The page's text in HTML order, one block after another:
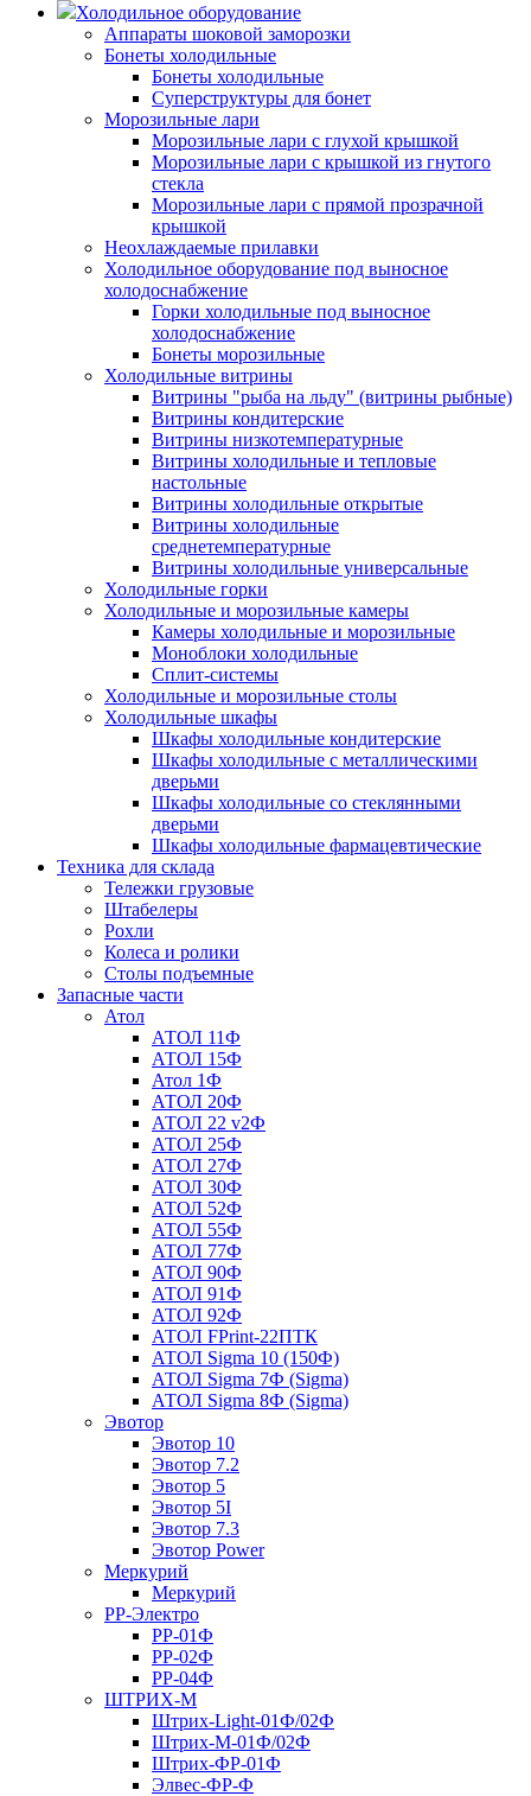
Холодильное оборудование
Аппараты шоковой заморозки
Бонеты холодильные
Бонеты холодильные
Суперструктуры для бонет
Морозильные лари
Морозильные лари с глухой крышкой
Морозильные лари с крышкой из гнутого
стекла
Морозильные лари с прямой прозрачной
крышкой
Неохлаждаемые прилавки
Холодильное оборудование под выносное
холодоснабжение
Горки холодильные под выносное
холодоснабжение
Бонеты морозильные
Холодильные витрины
Витрины "рыба на льду" (витрины рыбные)
Витрины кондитерские
Витрины низкотемпературные
Витрины холодильные и тепловые
настольные
Витрины холодильные открытые
Витрины холодильные
среднетемпературные
Витрины холодильные универсальные
Холодильные горки
Холодильные и морозильные камеры
Камеры холодильные и морозильные
Моноблоки холодильные
Сплит-системы
Холодильные и морозильные столы
Холодильные шкафы
Шкафы холодильные кондитерские
Шкафы холодильные с металлическими
дверьми
Шкафы холодильные со стеклянными
дверьми
Шкафы холодильные фармацевтические
Техника для склада
Тележки грузовые
Штабелеры
Рохли
Колеса и ролики
Столы подъемные
Запасные части
Атол
АТОЛ 11Ф
АТОЛ 15Ф
Атол 1Ф
АТОЛ 20Ф
АТОЛ 22 v2Ф
АТОЛ 25Ф
АТОЛ 27Ф
АТОЛ 30Ф
АТОЛ 52Ф
АТОЛ 55Ф
АТОЛ 77Ф
АТОЛ 90Ф
АТОЛ 91Ф
АТОЛ 92Ф
АТОЛ FPrint-22ПТК
АТОЛ Sigma 10 (150Ф)
АТОЛ Sigma 7Ф (Sigma)
АТОЛ Sigma 8Ф (Sigma)
Эвотор
Эвотор 10
Эвотор 7.2
Эвотор 5
Эвотор 5I
Эвотор 7.3
Эвотор Power
Меркурий
Меркурий
РР-Электро
РР-01Ф
РР-02Ф
РР-04Ф
ШТРИХ-М
Штрих-Light-01Ф/02Ф
Штрих-М-01Ф/02Ф
Штрих-ФР-01Ф
Элвес-ФР-Ф